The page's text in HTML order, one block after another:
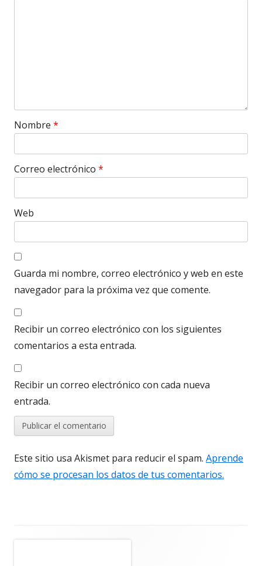
Nombre *
Correo electrónico *
Web
Guarda mi nombre, correo electrónico y web en este
navegador para la próxima vez que comente.
Recibir un correo electrónico con los siguientes
comentarios a esta entrada.
Recibir un correo electrónico con cada nueva
entrada.
Este sitio usa Akismet para reducir el spam. Aprende
cómo se procesan los datos de tus comentarios.